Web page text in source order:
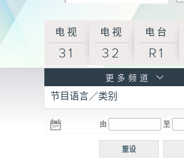
电视
31
电视
32
电台
R1
R3
电台 电台
R5
电台
普通
更多频道
节目语言／类别
由 至
重设